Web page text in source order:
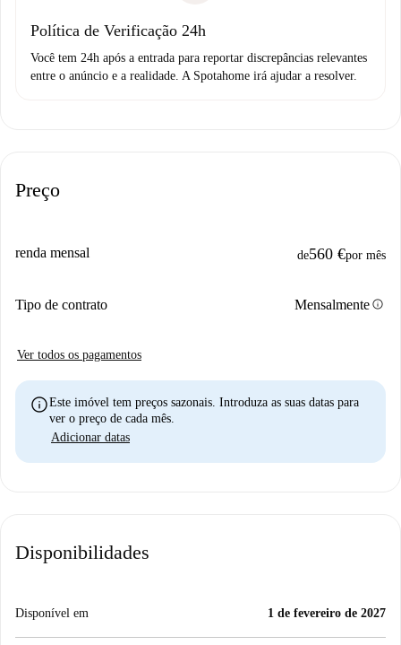
Política de Verificação 24h
Você tem 24h após a entrada para reportar discrepâncias relevantes
entre o anúncio e a realidade. A Spotahome irá ajudar a resolver.
Preço
renda mensal de560 €por mês
Tipo de contrato Mensalmenteinfo
Ver todos os pagamentos
infoEste imóvel tem preços sazonais. Introduza as suas datas para
ver o preço de cada mês.
Adicionar datas
Disponibilidades
Disponível em 1 de fevereiro de 2027